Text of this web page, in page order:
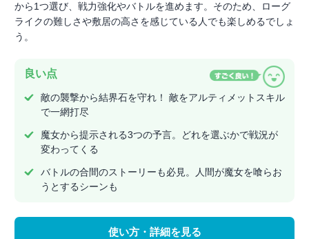
から1つ選び、戦力強化やバトルを進めます。そのため、ローグ
ライクの難しさや敷居の高さを感じている人でも楽しめるでしょ
う。
良い点
敵の襲撃から結界石を守れ！ 敵をアルティメットスキル
で一網打尽
魔女から提示される3つの予言。どれを選ぶかで戦況が
変わってくる
バトルの合間のストーリーも必見。人間が魔女を喰らお
うとするシーンも
使い方・詳細を見る